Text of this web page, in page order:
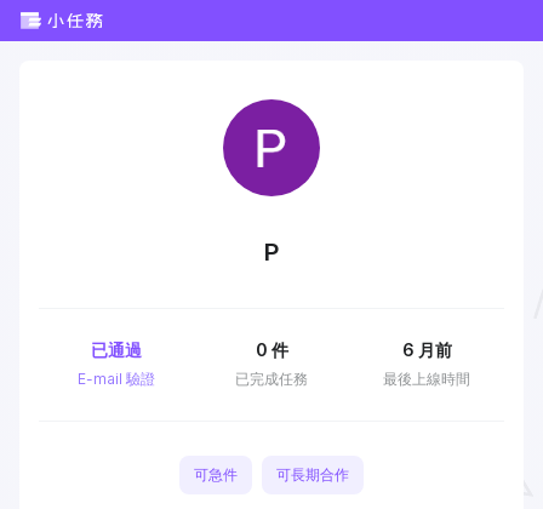
P
E-mail 驗證
已通過
已完成任務
0 件
最後上線時間
6 月前
可急件 可長期合作